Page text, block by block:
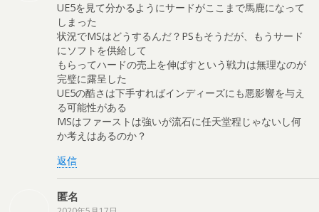
UE5を見て分かるようにサードがここまで馬鹿になって
しまった
状況でMSはどうするんだ？PSもそうだが、もうサード
にソフトを供給して
もらってハードの売上を伸ばすという戦力は無理なのが
完璧に露呈した
UE5の酷さは下手すればインディーズにも悪影響を与え
る可能性がある
MSはファーストは強いが流石に任天堂程じゃないし何
か考えはあるのか？
返信
匿名